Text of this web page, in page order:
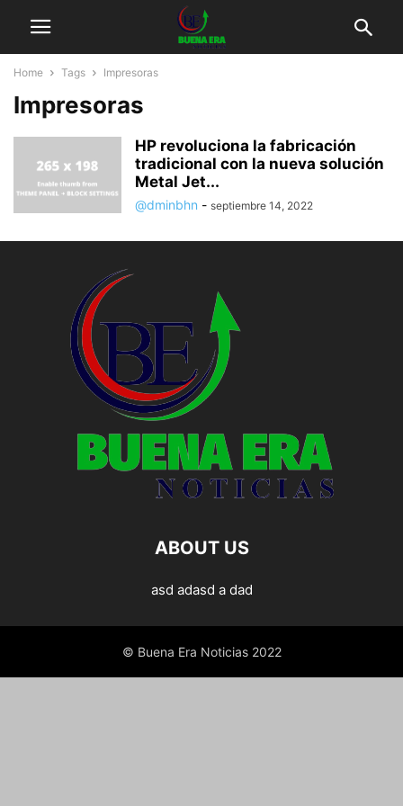
Home Tags Impresoras
Impresoras
HP revoluciona la fabricación
tradicional con la nueva solución
Metal Jet...
@dminbhn - septiembre 14, 2022
ABOUT US
asd adasd a dad
© Buena Era Noticias 2022